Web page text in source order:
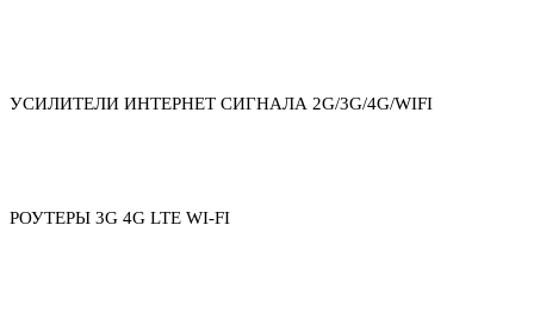
УСИЛИТЕЛИ ИНТЕРНЕТ СИГНАЛА 2G/3G/4G/WIFI
РОУТЕРЫ 3G 4G LTE WI-FI